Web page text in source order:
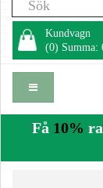
Kundvagn
(0) Summa:
Få 10%